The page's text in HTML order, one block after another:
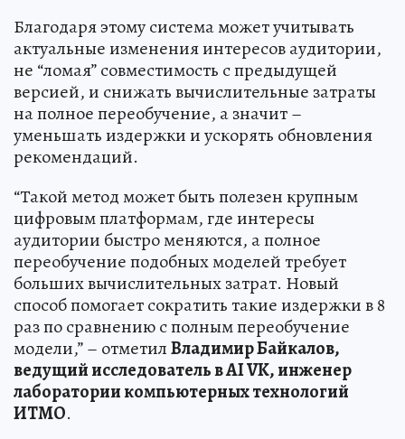
Благодаря этому система может учитывать
актуальные изменения интересов аудитории,
не “ломая” совместимость с предыдущей
версией, и снижать вычислительные затраты
на полное переобучение, а значит –
уменьшать издержки и ускорять обновления
рекомендаций.
“Такой метод может быть полезен крупным
цифровым платформам, где интересы
аудитории быстро меняются, а полное
переобучение подобных моделей требует
больших вычислительных затрат. Новый
способ помогает сократить такие издержки в 8
раз по сравнению с полным переобучение
модели,” – отметилВладимир Байкалов,
ведущий исследователь в AI VK, инженер
лаборатории компьютерных технологий
ИТМО.